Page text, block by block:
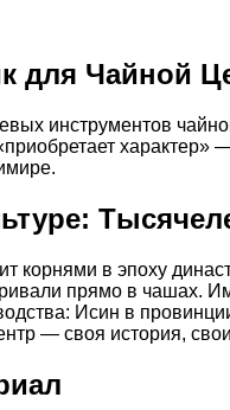
для Чайной
инструментов
корнями в эпоху
прямо в чашах.
Исин в
— своя история,